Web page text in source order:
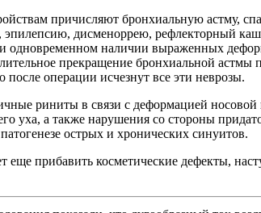
причисляют бронхиальную астму,
дисменоррею, рефлекторный
одновременном наличии выраженных
прекращение бронхиальной
после операции исчезнут все эти неврозы.
риниты в связи с деформацией носовой
уха, а также нарушения со стороны
острых и хронических синуитов.
еще прибавить косметические дефекты,